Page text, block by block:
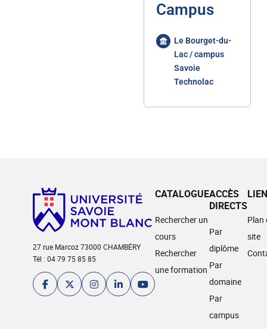
Campus
Le Bourget-du-
Lac / campus
Savoie
Technolac
27 rue Marcoz 73000 CHAMBÉRY
Tél : 04 79 75 85 85
CATALOGUE
Rechercher un
cours
Rechercher
une formation
ACCÈS
DIRECTS
Par
diplôme
Par
domaine
Par
campus
Plan
site